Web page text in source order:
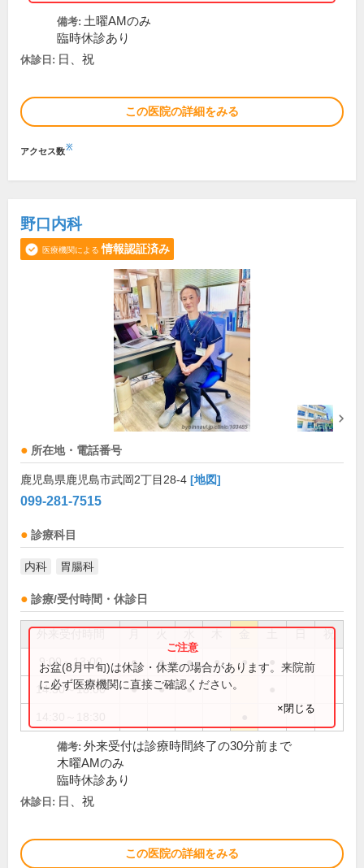
備考: 土曜AMのみ
臨時休診あり
休診日: 日、祝
この医院の詳細をみる
アクセス数※
野口内科
医療機関による 情報認証済み
所在地・電話番号
鹿児島県鹿児島市武岡2丁目28-4 [地図]
099-281-7515
診療科目
内科 胃腸科
診療/受付時間・休診日
祝
9:00～13:00 ● ● ● ● ●
14:30～18:00 ● ● ●
お盆(8月中旬)は休診・休業の場合があります。来院前
に必ず医療機関に直接ご確認ください。
×閉じる
備考: 外来受付は診療時間終了の30分前まで
木曜AMのみ
臨時休診あり
休診日: 日、祝
この医院の詳細をみる